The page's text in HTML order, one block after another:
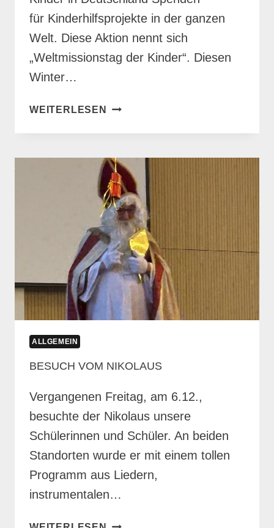
für Kinderhilfsprojekte in der ganzen
Welt. Diese Aktion nennt sich
„Weltmissionstag der Kinder“. Diesen
Winter…
WEITERLESEN
SPENDEN
DEN
DER
KINDER
ALLGEMEIN
BESUCH VOM NIKOLAUS
Vergangenen Freitag, am 6.12.,
besuchte der Nikolaus unsere
Schülerinnen und Schüler. An beiden
Standorten wurde er mit einem tollen
Programm aus Liedern,
instrumentalen…
BESUCH